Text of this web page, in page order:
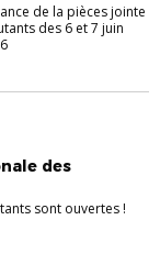
de la pièces jointe
des 6 et 7 juin
des
sont ouvertes !